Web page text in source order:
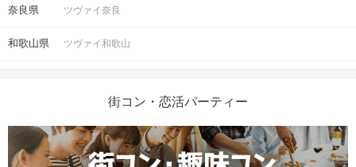
持ち物
清潔感のある服装でお越しください。
・店舗写真とは異なる席になる場合が
ございます。
奈良県 ツヴァイ奈良
和歌山県 ツヴァイ和歌山
街コン・恋活パーティー